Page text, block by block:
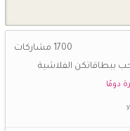
ببطاقاتكن الفلاشية
دومًا
1700 مشاركات